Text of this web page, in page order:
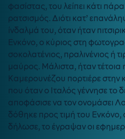
φασίστας, του λείπει κάτι
ρατσισμός. Διότι κατ’
ίνδαλμά του, όταν ήταν
Ενκόνο, ο κύριος στη
σοκολατένιος, πραλινένιος ή
μαύρος. Μάλιστα, ήταν τέτοια
Καμερουνέζου πορτιέρε
που όταν ο Ιταλός γέννησε το
αποφάσισε να τον ονομάσει
δόθηκε προς τιμή του
δήλωσε, το έγραψαν οι